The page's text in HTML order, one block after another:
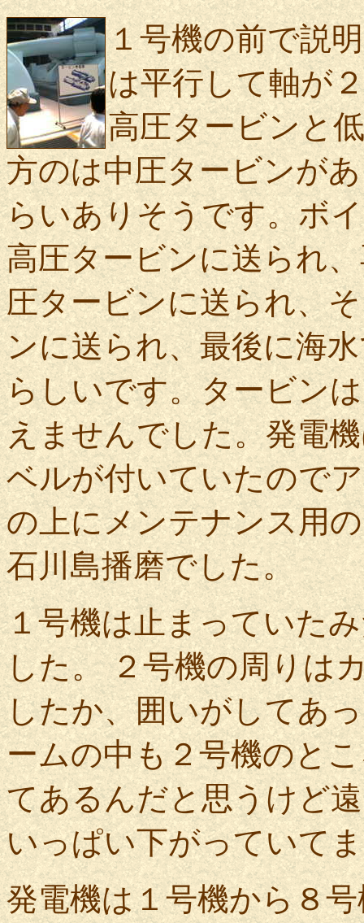
１号機の前で説
は平行して軸が
高圧タービンと
方のは中圧タービンが
らいありそうです。ボ
高圧タービンに送られ
圧タービンに送られ、
ンに送られ、最後に海
らしいです。タービン
えませんでした。発電
ベルが付いていたので
の上にメンテナンス用
石川島播磨でした。
１号機は止まっていた
した。 ２号機の周りは
したか、囲いがしてあ
ームの中も２号機のと
てあるんだと思うけど
いっぱい下がっていて
発電機は１号機から８